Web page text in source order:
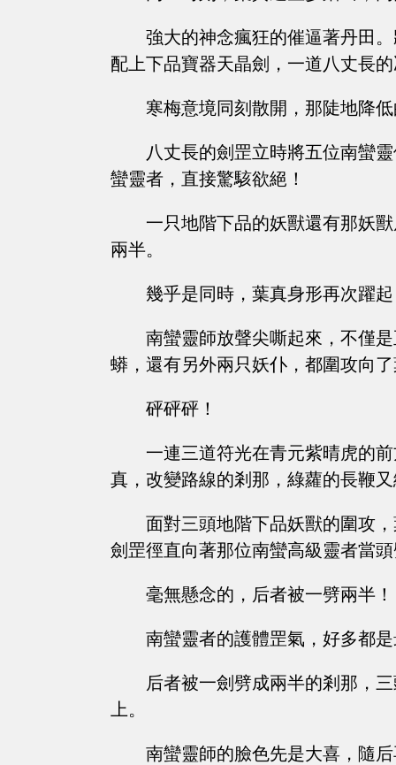
強大的神念瘋狂的催逼著丹田
配上下品寶器天晶劍，一道八丈長
寒梅意境同刻散開，那陡地降
八丈長的劍罡立時將五位南蠻
蠻靈者，直接驚駭欲絕！
一只地階下品的妖獸還有那妖
兩半。
幾乎是同時，葉真身形再次躍
南蠻靈師放聲尖嘶起來，不僅
蟒，還有另外兩只妖仆，都圍攻向
砰砰砰！
一連三道符光在青元紫晴虎的
真，改變路線的剎那，綠蘿的長鞭
面對三頭地階下品妖獸的圍攻
劍罡徑直向著那位南蠻高級靈者當
毫無懸念的，后者被一劈兩半！
南蠻靈者的護體罡氣，好多都
后者被一劍劈成兩半的剎那，
上。
南蠻靈師的臉色先是大喜，隨